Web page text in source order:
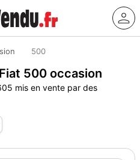
500
500 occasion
mis en vente par des